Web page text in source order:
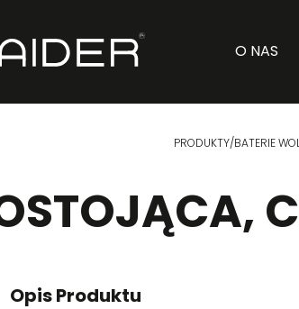
O NAS
PRODUKTY/BATERIE
Opis Produktu